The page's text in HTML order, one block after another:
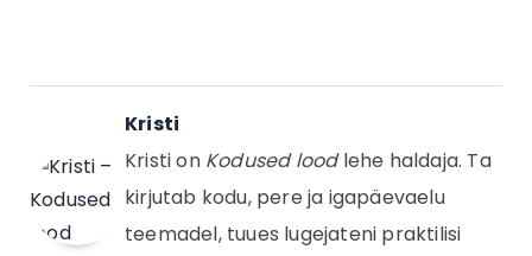
Kristi
Kristi on Kodused loodlehe haldaja. Ta
kirjutab kodu, pere ja igapäevaelu
teemadel, tuues lugejateni praktilisi